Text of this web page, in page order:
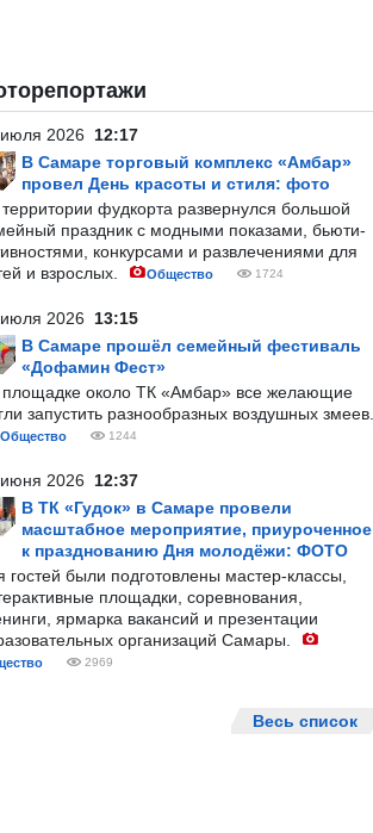
2026 12:17
В Самаре торговый комплекс «Амбар»
провел День красоты и стиля: фото
фудкорта развернулся большой
праздник с модными показами, бьюти-
конкурсами и развлечениями для
и взрослых.
Общество 1724
2026 13:15
В Самаре прошёл семейный фестиваль
«Дофамин Фест»
около ТК «Амбар» все желающие
запустить разнообразных воздушных змеев.
Общество 1244
2026 12:37
В ТК «Гудок» в Самаре провели
масштабное мероприятие, приуроченное
к празднованию Дня молодёжи: ФОТО
гостей были подготовлены мастер-классы,
площадки, соревнования,
ярмарка вакансий и презентации
организаций Самары.
2969
Весь список